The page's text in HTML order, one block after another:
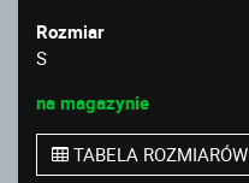
Rozmiar
S
na magazynie
TABELA ROZMIARÓW